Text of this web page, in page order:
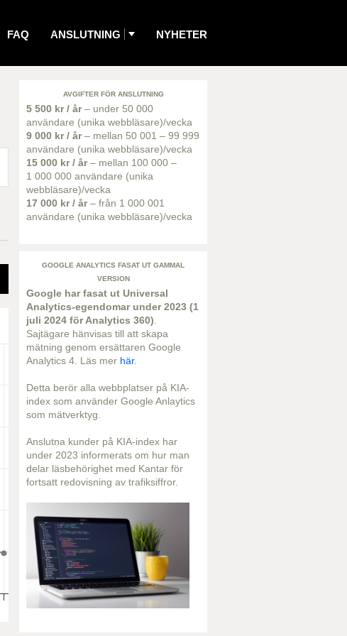
FAQ ANSLUTNING NYHETER
AVGIFTER FÖR ANSLUTNING
5 500 kr / år– under 50 000
användare (unika webbläsare)/vecka
9 000 kr / år– mellan 50 001 – 99 999
användare (unika webbläsare)/vecka
15 000 kr / år– mellan 100 000 –
1 000 000 användare (unika
webbläsare)/vecka
17 000 kr / år– från 1 000 001
användare (unika webbläsare)/vecka
GOOGLE ANALYTICS FASAT UT GAMMAL
VERSION
Google har fasat ut Universal
Analytics-egendomar under 2023 (1
juli 2024 för Analytics 360)
Sajtägare hänvisas till att skapa
mätning genom ersättaren Google
Analytics 4. Läs mer här.
Detta berör alla webbplatser på KIA-
index som använder Google Anlaytics
som mätverktyg.
Anslutna kunder på KIA-index har
under 2023 informerats om hur man
delar läsbehörighet med Kantar för
fortsatt redovisning av trafiksiffror.